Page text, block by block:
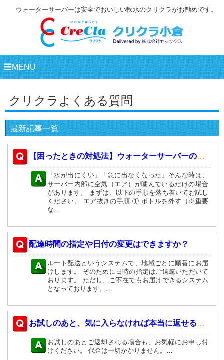
ウォーターサーバーは安全でおいしい軟水のクリクラがお勧めです。
☰MENU
クリクラよくある質問
最新記事一覧
【困ったときの対処法】ウォーターサーバーの「エア抜き」手順について（注意点追加）
「水が出にくい」「急に出なくなった」そんな時は、
サーバー内部に空気（エア）が噛んでいるだけの場合
があります。 まずは、以下の手順を落ち着いてお試し
ください。 エア抜きの手順 ① ボトルを外す（※重要
な…
配達時間の指定や日付の変更はできますか？
ルート配送というシステムで、地域ごとに順番にお届
けします。 そのために日時の指定はご遠慮いただいて
おります。 ただし、ご不在でもお届けできるシステム
となっております。…
お試しのあと、気に入らなければ本当に返せるの？
お試しのあとご返却される場合も、お気軽にお申し付
けください。 代金は一切かかりません。…